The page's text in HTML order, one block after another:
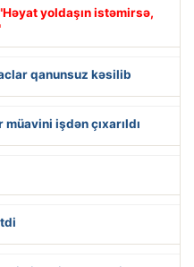
yoldaşın istəmirsə,
qanunsuz kəsilib
işdən çıxarıldı